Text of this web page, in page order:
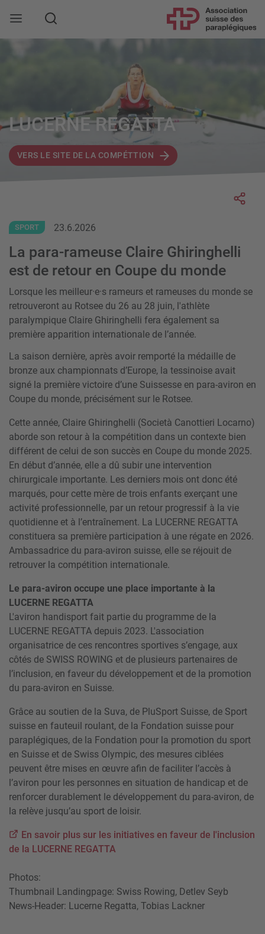
Rechercher
LUCERNE REGATTA
VERS LE SITE DE LA COMPÉTTION
SPORT 23.6.2026
La para-rameuse Claire Ghiringhelli
est de retour en Coupe du monde
Lorsque les meilleur·e·s rameurs et rameuses du monde se
retrouveront au Rotsee du 26 au 28 juin, l'athlète
paralympique Claire Ghiringhelli fera également sa
première apparition internationale de l’année.
La saison dernière, après avoir remporté la médaille de
bronze aux championnats d’Europe, la tessinoise avait
signé la première victoire d’une Suissesse en para-aviron en
Coupe du monde, précisément sur le Rotsee.
Cette année, Claire Ghiringhelli (Società Canottieri Locarno)
aborde son retour à la compétition dans un contexte bien
différent de celui de son succès en Coupe du monde 2025.
En début d’année, elle a dû subir une intervention
chirurgicale importante. Les derniers mois ont donc été
marqués, pour cette mère de trois enfants exerçant une
activité professionnelle, par un retour progressif à la vie
quotidienne et à l’entraînement. La LUCERNE REGATTA
constituera sa première participation à une régate en 2026.
Ambassadrice du para-aviron suisse, elle se réjouit de
retrouver la compétition internationale.
Le para-aviron occupe une place importante à la
LUCERNE REGATTA
L'aviron handisport fait partie du programme de la
LUCERNE REGATTA depuis 2023. L'association
organisatrice de ces rencontres sportives s’engage, aux
côtés de SWISS ROWING et de plusieurs partenaires de
l’inclusion, en faveur du développement et de la promotion
du para-aviron en Suisse.
Grâce au soutien de la Suva, de PluSport Suisse, de Sport
suisse en fauteuil roulant, de la Fondation suisse pour
paraplégiques, de la Fondation pour la promotion du sport
en Suisse et de Swiss Olympic, des mesures ciblées
peuvent être mises en œuvre afin de faciliter l’accès à
l’aviron pour les personnes en situation de handicap et de
renforcer durablement le développement du para-aviron, de
la relève jusqu’au sport de loisir.
En savoir plus sur les initiatives en faveur de l'inclusion
de la LUCERNE REGATTA
Photos:
Thumbnail Landingpage: Swiss Rowing, Detlev Seyb
News-Header: Lucerne Regatta, Tobias Lackner